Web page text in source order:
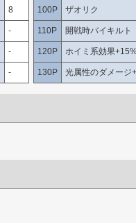
8
-
-
-
100P ザオリク
110P 開戦時バイキルト
120P ホイミ系効果
130P 光属性のダメージ